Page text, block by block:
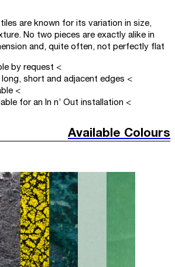
are known for its variation in size,
No two pieces are exactly alike in
and, quite often, not perfectly flat.
> Glazed edges available by request
> Bullnose available on long, short and adjacent edges
> Matching trims available
> Mix thicknesses available for an In n’ Out installation
Available Colours